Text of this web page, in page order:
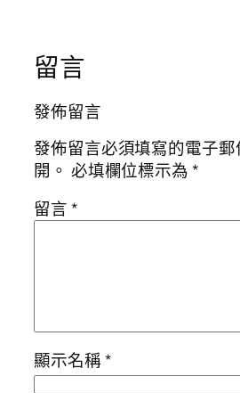
留言
發佈留言
發佈留言必須填寫的電子
開。 必填欄位標示為*
留言*
顯示名稱*